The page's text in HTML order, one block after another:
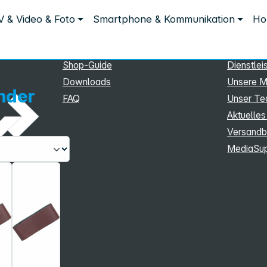
& Video & Foto Smartphone & Kommunikation
Schleifbänder
Shop-Guide
Downloads
FAQ
Unsere
Unser